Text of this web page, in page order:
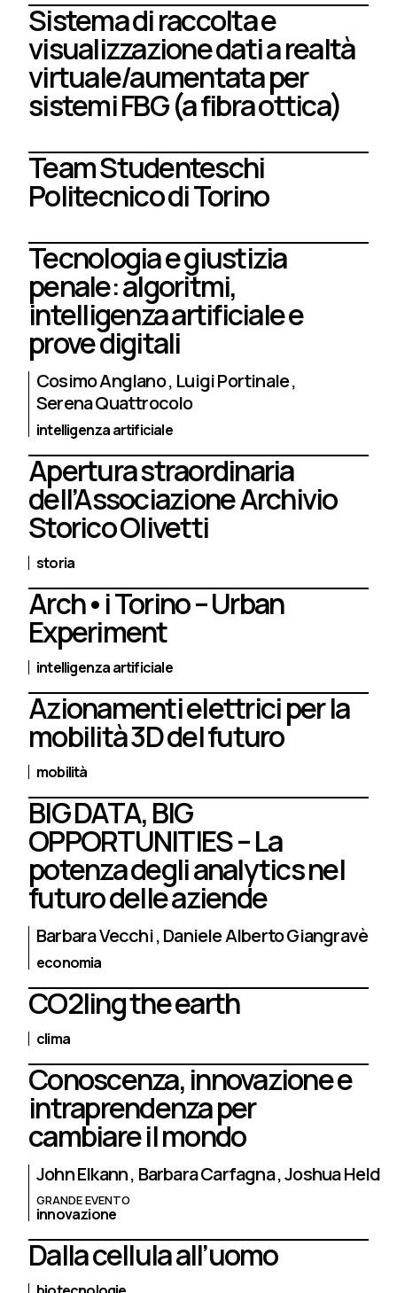
Sistema di raccolta e
visualizzazione dati a realtà
virtuale/aumentata per
sistemi FBG (a fibra ottica)
Team Studenteschi
Politecnico di Torino
Tecnologia e giustizia
penale: algoritmi,
intelligenza artificiale e
prove digitali
Cosimo Anglano Luigi Portinale
Serena Quattrocolo
intelligenza artificiale
Apertura straordinaria
dell’Associazione Archivio
Storico Olivetti
storia
Arch•i Torino – Urban
Experiment
intelligenza artificiale
Azionamenti elettrici per la
mobilità 3D del futuro
mobilità
BIG DATA, BIG
OPPORTUNITIES – La
potenza degli analytics nel
futuro delle aziende
Barbara Vecchi Daniele Alberto Giangravè
economia
CO2ling the earth
clima
Conoscenza, innovazione e
intraprendenza per
cambiare il mondo
John Elkann Barbara Carfagna Joshua Held
GRANDE EVENTO
innovazione
Dalla cellula all’uomo